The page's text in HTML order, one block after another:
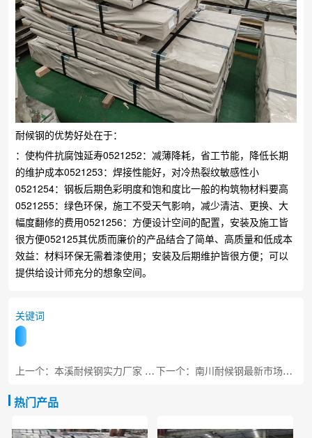
耐候钢的优势好处在于：
：使构件抗腐蚀延寿0521252：减薄降耗，省工节能，降低长期
的维护成本0521253：焊接性能好，对冷热裂纹敏感性小
0521254：钢板后期色彩明度和饱和度比一般的构筑物材料要高
0521255：绿色环保，施工不受天气影响，减少清洁、更换、大
幅度翻修的费用0521256：方便设计空间的配置，安装及施工皆
很方便052125其优质而廉价的产品结合了简单、高质量和低成本
效益：材料环保无需着漆使用；安装及后期维护皆很方便；可以
提供给设计师充分的想象空间。
关键词
上一个：本溪耐候钢实力厂家 工程专用板材 下一个：南川耐候钢最新市场价 金佛山景区专用
热门产品